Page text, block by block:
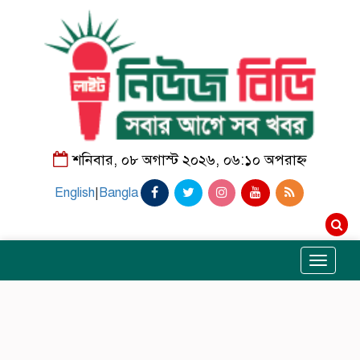
শনিবার, ০৮ অগাস্ট ২০২৬, ০৬:১০ অপরাহ্ন
English Bangla
Toggle